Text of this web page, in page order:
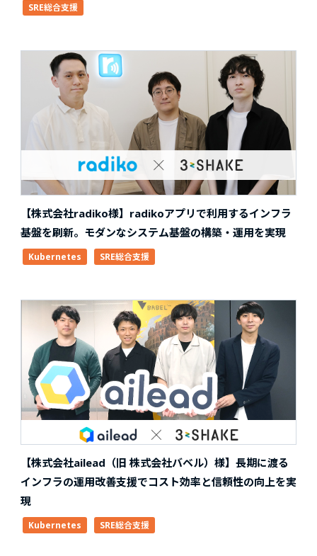
SRE総合支援
【株式会社radiko様】radikoアプリで利用するインフラ
基盤を刷新。モダンなシステム基盤の構築・運用を実現
Kubernetes SRE総合支援
【株式会社ailead（旧 株式会社バベル）様】長期に渡る
インフラの運用改善支援でコスト効率と信頼性の向上を実
現
Kubernetes SRE総合支援